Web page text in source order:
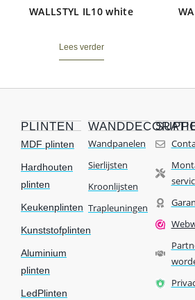
WALLSTYL IL10 white
Lees verder
PLINTEN
MDF plinten
Hardhouten
plinten
Keukenplinten
Kunststofplinten
Aluminium
plinten
LedPlinten
Wandpanelen
Sierlijsten
Kroonlijsten
Trapleuningen